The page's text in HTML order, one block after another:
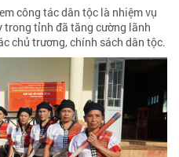
công tác dân tộc là nhiệm vụ
trong tỉnh đã tăng cường lãnh
chủ trương, chính sách dân tộc.